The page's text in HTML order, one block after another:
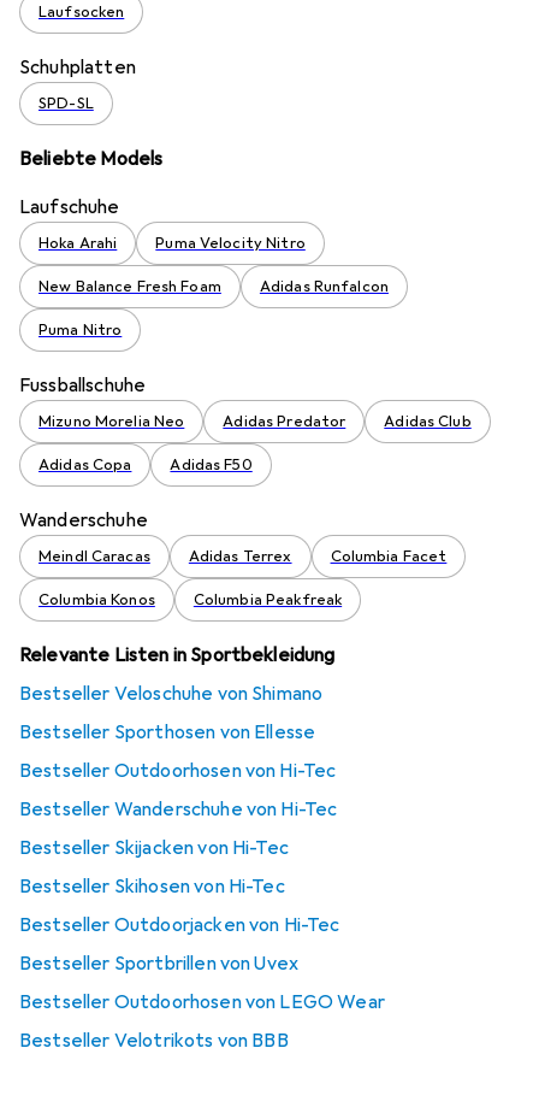
Laufsocken
Schuhplatten
SPD-SL
Beliebte Models
Laufschuhe
Hoka Arahi Puma Velocity Nitro
New Balance Fresh Foam Adidas Runfalcon
Puma Nitro
Fussballschuhe
Mizuno Morelia Neo Adidas Predator Adidas Club
Adidas Copa Adidas F50
Wanderschuhe
Meindl Caracas Adidas Terrex Columbia Facet
Columbia Konos Columbia Peakfreak
Relevante Listen in Sportbekleidung
Bestseller Veloschuhe von Shimano
Bestseller Sporthosen von Ellesse
Bestseller Outdoorhosen von Hi-Tec
Bestseller Wanderschuhe von Hi-Tec
Bestseller Skijacken von Hi-Tec
Bestseller Skihosen von Hi-Tec
Bestseller Outdoorjacken von Hi-Tec
Bestseller Sportbrillen von Uvex
Bestseller Outdoorhosen von LEGO Wear
Bestseller Velotrikots von BBB